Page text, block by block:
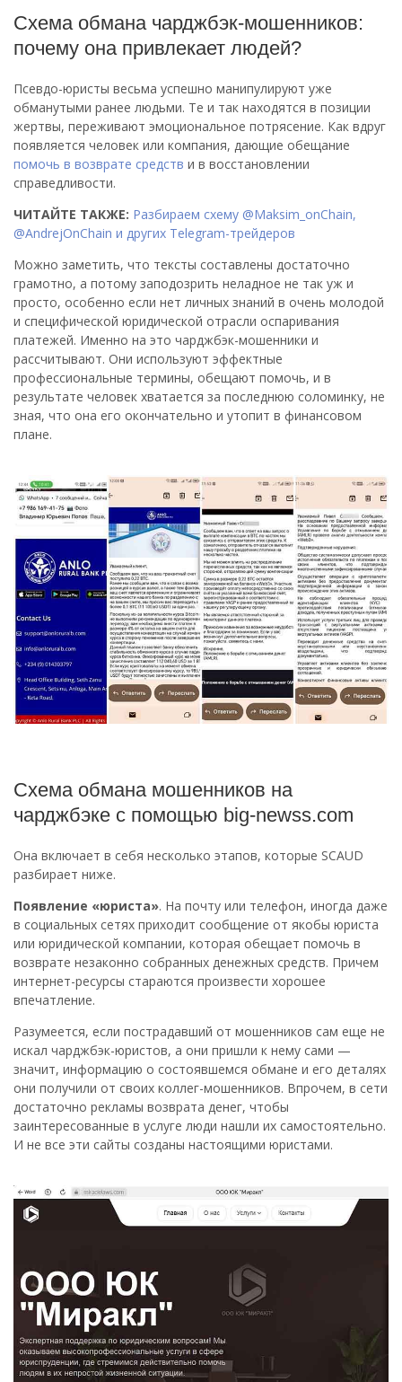
Схема обмана чарджбэк-мошенников:
почему она привлекает людей?
Псевдо-юристы весьма успешно манипулируют уже
обманутыми ранее людьми. Те и так находятся в позиции
жертвы, переживают эмоциональное потрясение. Как вдруг
появляется человек или компания, дающие обещание
помочь в возврате средств и в восстановлении
справедливости.
ЧИТАЙТЕ ТАКЖЕ: Разбираем схему @Maksim_onChain,
@AndrejOnChain и других Telegram-трейдеров
Можно заметить, что тексты составлены достаточно
грамотно, а потому заподозрить неладное не так уж и
просто, особенно если нет личных знаний в очень молодой
и специфической юридической отрасли оспаривания
платежей. Именно на это чарджбэк-мошенники и
рассчитывают. Они используют эффектные
профессиональные термины, обещают помочь, и в
результате человек хватается за последнюю соломинку, не
зная, что она его окончательно и утопит в финансовом
плане.
Схема обмана мошенников на
чарджбэке с помощью big‑newss.com
Она включает в себя несколько этапов, которые SCAUD
разбирает ниже.
Появление «юриста». На почту или телефон, иногда даже
в социальных сетях приходит сообщение от якобы юриста
или юридической компании, которая обещает помочь в
возврате незаконно собранных денежных средств. Причем
интернет-ресурсы стараются произвести хорошее
впечатление.
Разумеется, если пострадавший от мошенников сам еще не
искал чарджбэк-юристов, а они пришли к нему сами —
значит, информацию о состоявшемся обмане и его деталях
они получили от своих коллег-мошенников. Впрочем, в сети
достаточно рекламы возврата денег, чтобы
заинтересованные в услуге люди нашли их самостоятельно.
И не все эти сайты созданы настоящими юристами.